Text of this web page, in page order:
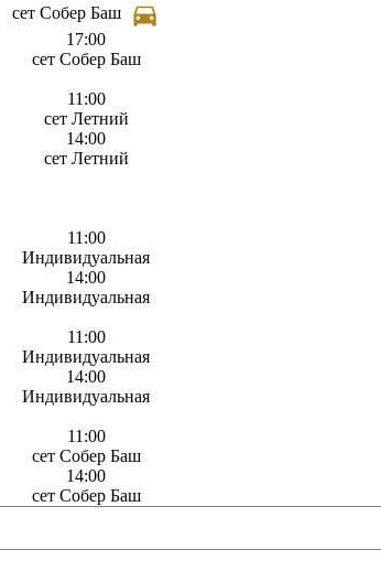
сет Собер Баш
17:00
сет Собер Баш
11:00
сет Летний
14:00
сет Летний
11:00
Индивидуальная
14:00
Индивидуальная
11:00
Индивидуальная
14:00
Индивидуальная
11:00
сет Собер Баш
14:00
сет Собер Баш